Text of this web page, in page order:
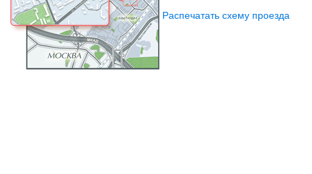
Распечатать схему проезда